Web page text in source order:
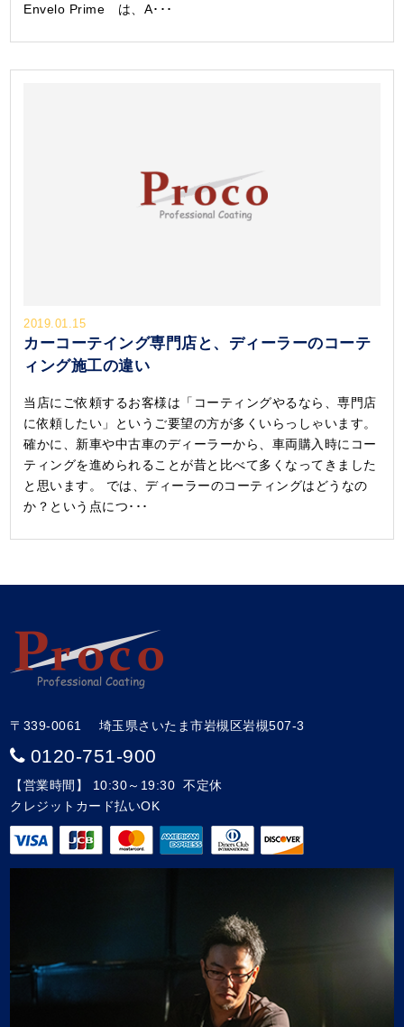
Envelo Prime は、A･･･
2019.01.15
カーコーテイング専門店と、ディーラーのコーテ
ィング施工の違い
当店にご依頼するお客様は「コーティングやるなら、専門店
に依頼したい」というご要望の方が多くいらっしゃいます。
確かに、新車や中古車のディーラーから、車両購入時にコー
ティングを進められることが昔と比べて多くなってきました
と思います。 では、ディーラーのコーティングはどうなの
か？という点につ･･･
〒339-0061 埼玉県さいたま市岩槻区岩槻507-3
0120-751-900
【営業時間】 10:30～19:30 不定休
クレジットカード払いOK